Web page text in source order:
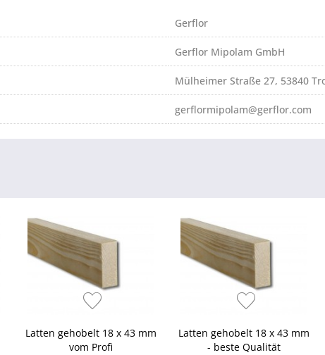
Gerflor
Gerflor Mipolam GmbH
Mülheimer Straße 27, 53840
gerflormipolam@gerflor.com
Latten gehobelt 18 x 43 mm
vom Profi
Latten gehobelt 18 x 43 mm
- beste Qualität